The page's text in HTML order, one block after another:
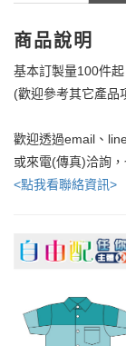
商品說明
基本訂製量100件起
(歡迎參考其它產品
歡迎透過email、
或來電(傳真)洽詢
<點我看聯絡資訊>